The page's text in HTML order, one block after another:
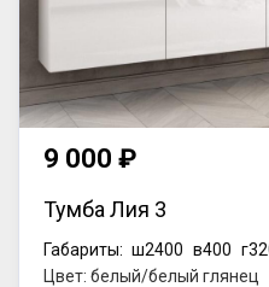
9 000 ₽
Тумба Лия 3
Габариты: ш2400 в400
Цвет: белый/белый глянец